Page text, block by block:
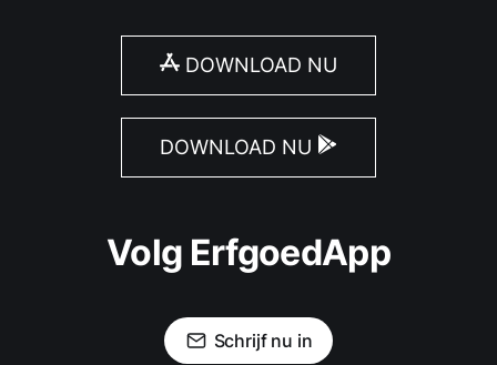
DOWNLOAD NU
DOWNLOAD NU
Volg ErfgoedApp
Schrijf nu in